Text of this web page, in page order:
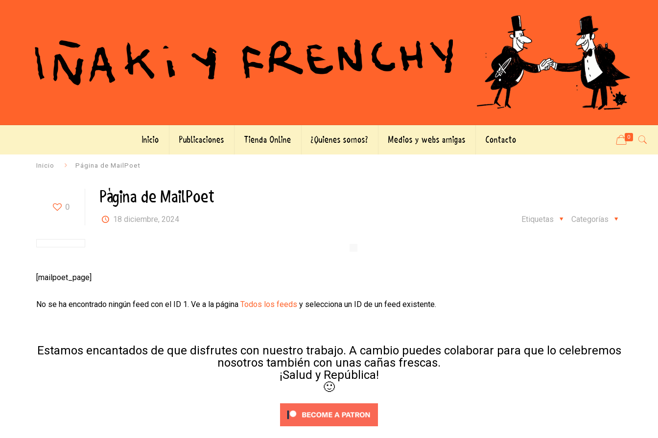
Inicio Publicaciones Tienda Online ¿Quienes somos? Medios y webs amigas Contacto 0
Inicio Página de MailPoet
0 Página de MailPoet
18 diciembre, 2024 Categorías
Etiquetas
[mailpoet_page]
No se ha encontrado ningún feed con el ID 1. Ve a la páginaTodos los feeds y selecciona un ID de un feed existente.
Estamos encantados de que disfrutes con nuestro trabajo. A cambio puedes colaborar para que lo celebremos
nosotros también con unas cañas frescas.
¡Salud y República!
🙂